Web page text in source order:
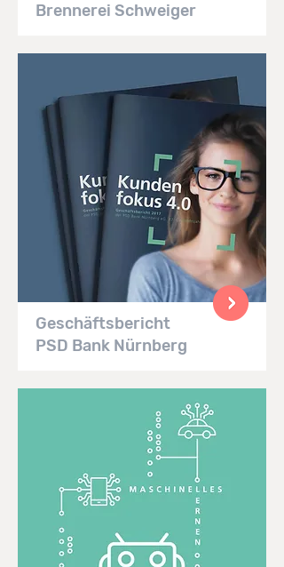
Brennerei Schweiger
Geschäftsbericht
PSD Bank Nürnberg